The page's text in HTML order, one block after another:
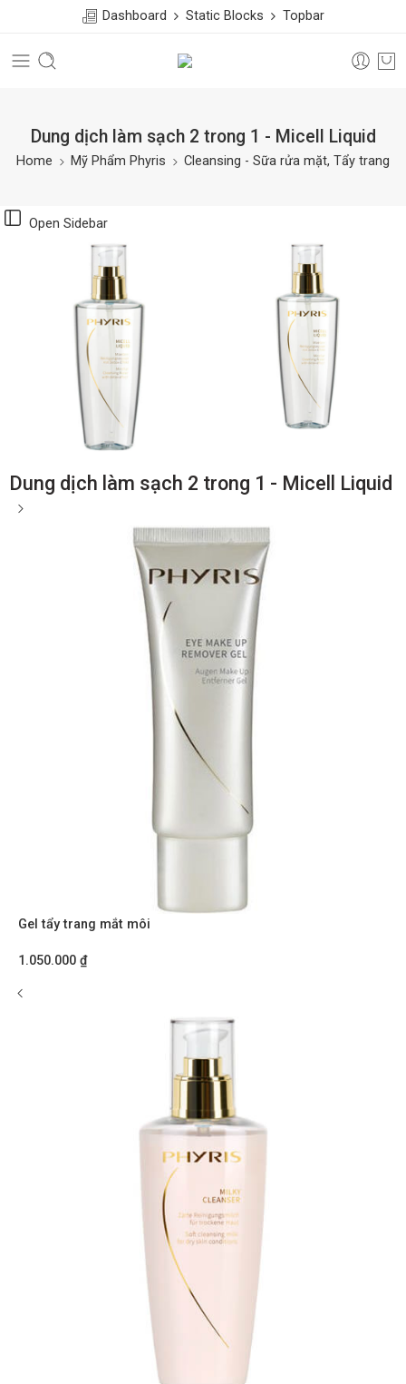
Dashboard Static Blocks Topbar
Dung dịch làm sạch 2 trong 1 - Micell Liquid
Home Mỹ Phẩm Phyris Cleansing - Sữa rửa mặt, Tẩy trang
Open Sidebar
Dung dịch làm sạch 2 trong 1 - Micell Liquid
Gel tẩy trang mắt môi
1.050.000 ₫